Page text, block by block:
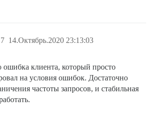
14.Октябрь.2020 23:13:03
клиента, который просто
на условия ошибок. Достаточно
частоты запросов, и стабильная